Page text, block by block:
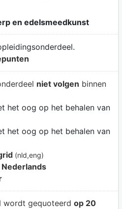
en edelsmeedkunst
niet volgen binnen
het oog op het behalen van
het oog op het behalen van
(nld,eng)
Nederlands
wordt gequoteerd op 20